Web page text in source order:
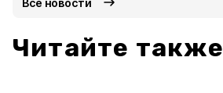
Читайте также